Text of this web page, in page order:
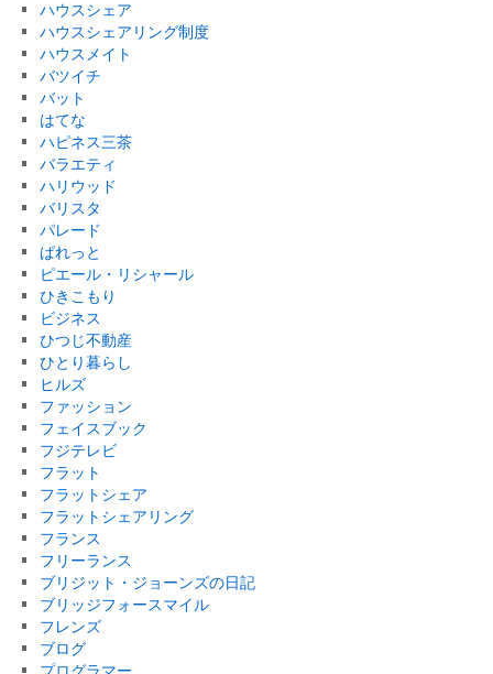
ハウスシェア
ハウスシェアリング制度
ハウスメイト
バツイチ
バット
はてな
ハピネス三茶
バラエティ
ハリウッド
バリスタ
パレード
ぱれっと
ピエール・リシャール
ひきこもり
ビジネス
ひつじ不動産
ひとり暮らし
ヒルズ
ファッション
フェイスブック
フジテレビ
フラット
フラットシェア
フラットシェアリング
フランス
フリーランス
ブリジット・ジョーンズの日記
ブリッジフォースマイル
フレンズ
ブログ